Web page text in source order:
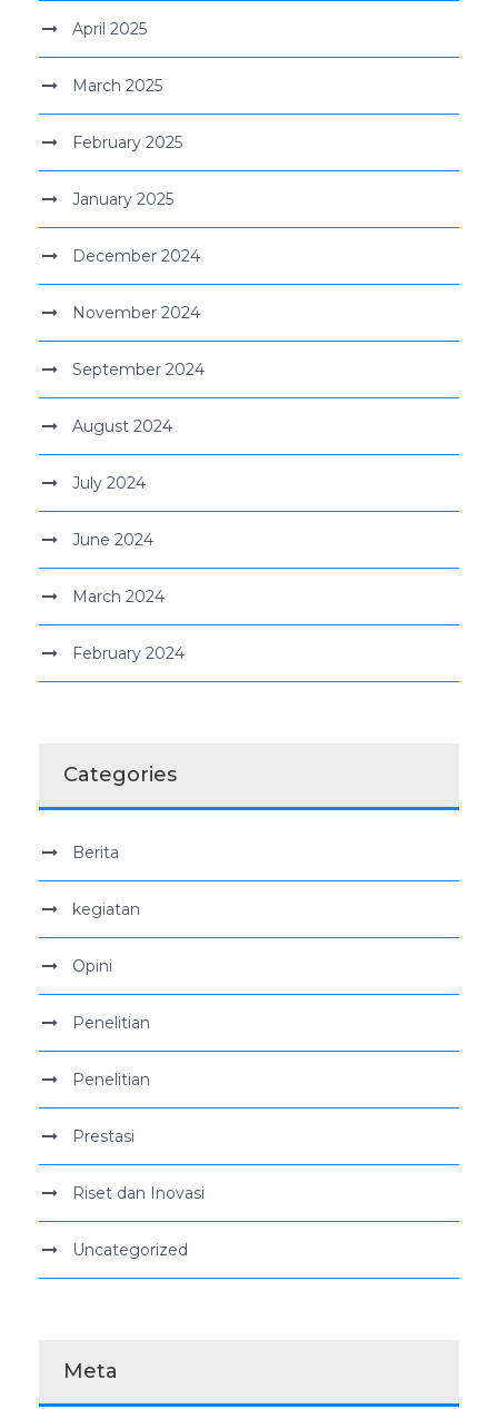
April 2025
March 2025
February 2025
January 2025
December 2024
November 2024
September 2024
August 2024
July 2024
June 2024
March 2024
February 2024
Categories
Berita
kegiatan
Opini
Penelitian
Penelitian
Prestasi
Riset dan Inovasi
Uncategorized
Meta